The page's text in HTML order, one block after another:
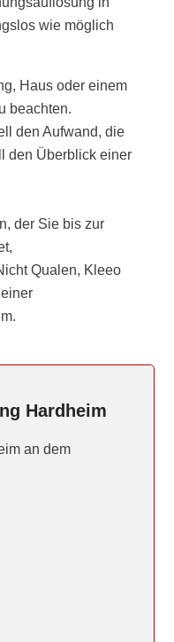
wie möglich
Haus oder einem
beachten.
den Aufwand, die
den Überblick einer
der Sie bis zur
Qualen, Kleeo
Hardheim
an dem